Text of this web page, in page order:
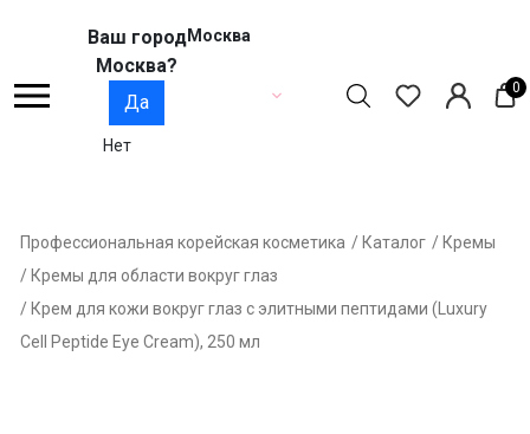
Ваш город
Москва?
Да
Нет
Москва
0
Профессиональная корейская косметика / Каталог / Кремы
/ Кремы для области вокруг глаз
/ Крем для кожи вокруг глаз с элитными пептидами (Luxury
Cell Peptide Eye Cream), 250 мл